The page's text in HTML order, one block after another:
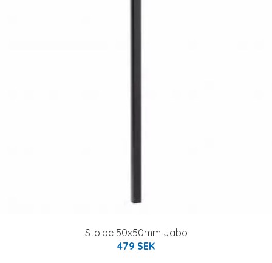
Stolpe 50x50mm Jabo
479 SEK